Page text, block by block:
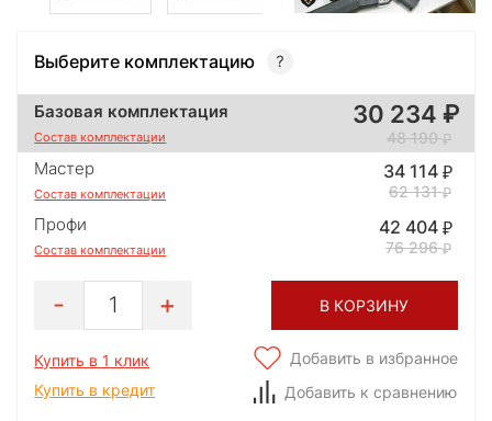
Выберите комплектацию
Базовая комплектация
Состав комплектации
30 234
48 190
Мастер
Состав комплектации
34 114
62 131
Профи
Состав комплектации
42 404
76 296
1 В КОРЗИНУ
Купить в 1 клик
Купить в кредит
Добавить в избранное
Добавить к сравнению